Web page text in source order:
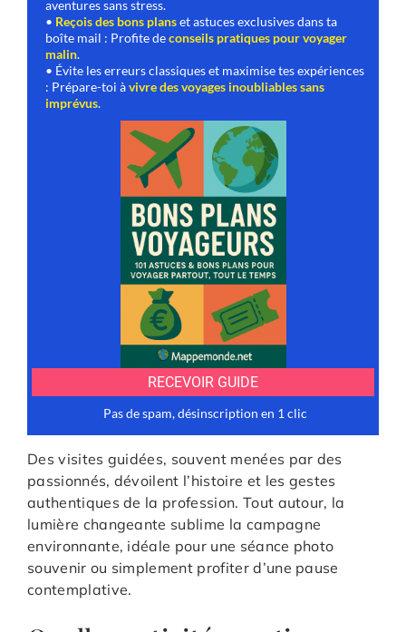
Des visites guidées, souvent menées par des
passionnés, dévoilent l’histoire et les gestes
authentiques de la profession. Tout autour, la
lumière changeante sublime la campagne
environnante, idéale pour une séance photo
souvenir ou simplement profiter d’une pause
contemplative.